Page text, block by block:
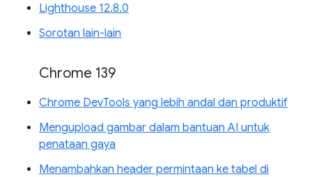
Lighthouse 12.8.0
Sorotan lain-lain
Chrome 139
Chrome DevTools yang lebih andal dan produktif
Mengupload gambar dalam bantuan AI untuk
penataan gaya
Menambahkan header permintaan ke tabel di